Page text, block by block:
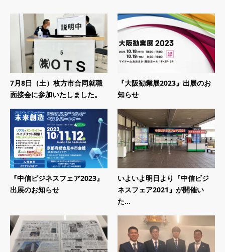
7月8日（土）枚方市合同就職
面接会に参加いたしました。
『大阪勧業展2023』出展のお
知らせ
『中信ビジネスフェア2023』
出展のお知らせ
いよいよ明日より『中信ビジ
ネスフェア2021』が開催い
た...